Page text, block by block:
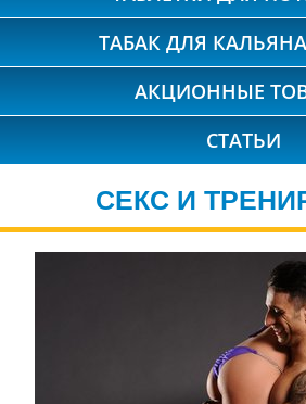
ТАБАК ДЛЯ КАЛЬЯНА
АКЦИОННЫЕ
СТАТЬИ
СЕКС И